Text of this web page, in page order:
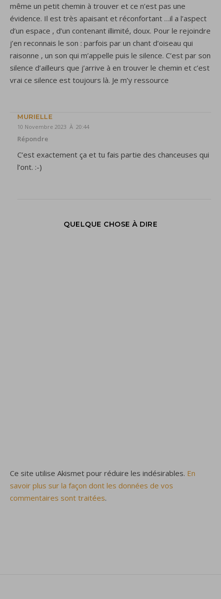
même un petit chemin à trouver et ce n’est pas une
évidence. Il est très apaisant et réconfortant …il a l’aspect
d’un espace , d’un contenant illimité, doux. Pour le rejoindre
j’en reconnais le son : parfois par un chant d’oiseau qui
raisonne , un son qui m’appelle puis le silence. C’est par son
silence d’ailleurs que j’arrive à en trouver le chemin et c’est
vrai ce silence est toujours là. Je m’y ressource
MURIELLE
10 Novembre 2023 À 20:44
Répondre
C’est exactement ça et tu fais partie des chanceuses qui
l’ont. :-)
QUELQUE CHOSE À DIRE
Ce site utilise Akismet pour réduire les indésirables. En
savoir plus sur la façon dont les données de vos
commentaires sont traitées.